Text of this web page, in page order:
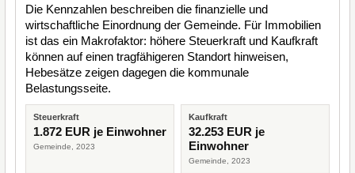
Die Kennzahlen beschreiben die finanzielle und
wirtschaftliche Einordnung der Gemeinde. Für Immobilien
ist das ein Makrofaktor: höhere Steuerkraft und Kaufkraft
können auf einen tragfähigeren Standort hinweisen,
Hebesätze zeigen dagegen die kommunale
Belastungsseite.
Steuerkraft
1.872 EUR je Einwohner
Gemeinde, 2023
Kaufkraft
32.253 EUR je
Einwohner
Gemeinde, 2023